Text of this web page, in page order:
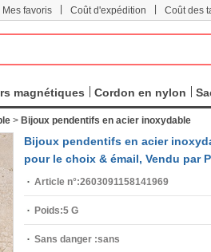
Mes favoris Coût d'expédition Coût des
magnétiques Cordon en nylon
> Bijoux pendentifs en acier inoxydable
Bijoux pendentifs en acier
pour le choix & émail, Vendu par
Article n°:2603091158141969
Poids:5 G
Sans danger :sans